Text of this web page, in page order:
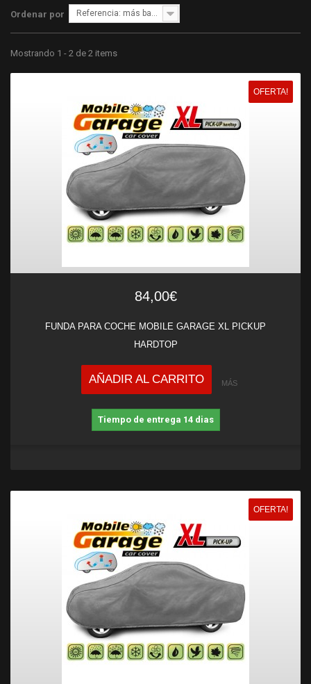
Ordenar por Referencia: más bajo primero
Mostrando 1 - 2 de 2 items
OFERTA!
84,00€
FUNDA PARA COCHE MOBILE GARAGE XL PICKUP
HARDTOP
AÑADIR AL CARRITO MÁS
Tiempo de entrega 14 dias
OFERTA!